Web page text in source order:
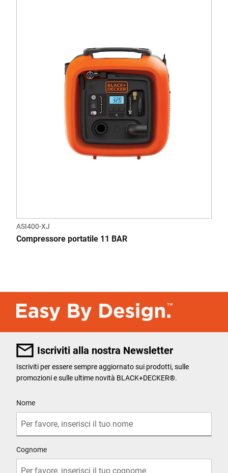
ASI400-XJ
Compressore portatile 11 BAR
Iscriviti alla nostra Newsletter
Iscriviti per essere sempre aggiornato sui prodotti, sulle
promozioni e sulle ultime novità BLACK+DECKER®.
Nome
Cognome